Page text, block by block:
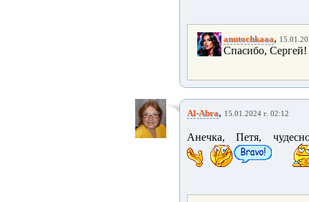
anutochkaaa,
Спасибо, Сергей!
Al-Abra, 15.01.2024 г. 02:12
Анечка, Петя,